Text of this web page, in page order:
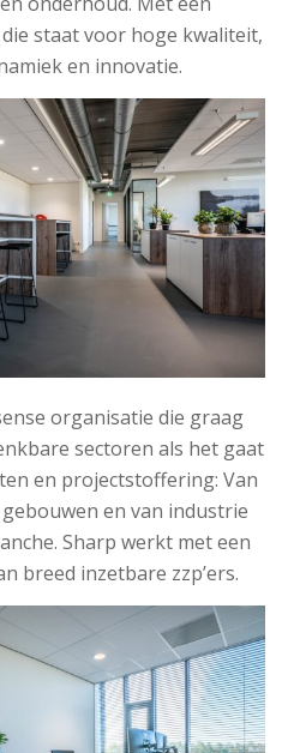
staat voor hoge kwaliteit,
en innovatie.
organisatie die graag
sectoren als het gaat
en projectstoffering: Van
en van industrie
Sharp werkt met een
breed inzetbare zzp’ers.